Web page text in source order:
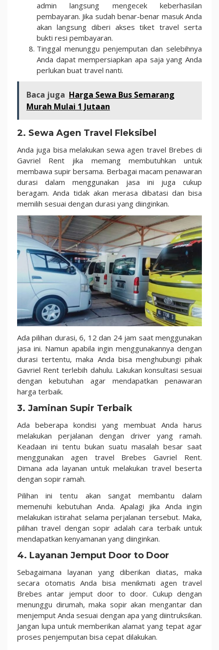
admin langsung mengecek keberhasilan
pembayaran. Jika sudah benar-benar masuk Anda
akan langsung diberi akses tiket travel serta
bukti resi pembayaran.
Tinggal menunggu penjemputan dan selebihnya
Anda dapat mempersiapkan apa saja yang Anda
perlukan buat travel nanti.
Baca juga Harga Sewa Bus Semarang
Murah Mulai 1 Jutaan
2. Sewa Agen Travel Fleksibel
Anda juga bisa melakukan sewa agen travel Brebes di
Gavriel Rent jika memang membutuhkan untuk
membawa supir bersama. Berbagai macam penawaran
durasi dalam menggunakan jasa ini juga cukup
beragam. Anda tidak akan merasa dibatasi dan bisa
memilih sesuai dengan durasi yang diinginkan.
Ada pilihan durasi, 6, 12 dan 24 jam saat menggunakan
jasa ini. Namun apabila ingin menggunakannya dengan
durasi tertentu, maka Anda bisa menghubungi pihak
Gavriel Rent terlebih dahulu. Lakukan konsultasi sesuai
dengan kebutuhan agar mendapatkan penawaran
harga terbaik.
3. Jaminan Supir Terbaik
Ada beberapa kondisi yang membuat Anda harus
melakukan perjalanan dengan driver yang ramah.
Keadaan ini tentu bukan suatu masalah besar saat
menggunakan agen travel Brebes Gavriel Rent.
Dimana ada layanan untuk melakukan travel beserta
dengan sopir ramah.
Pilihan ini tentu akan sangat membantu dalam
memenuhi kebutuhan Anda. Apalagi jika Anda ingin
melakukan istirahat selama perjalanan tersebut. Maka,
pilihan travel dengan sopir adalah cara terbaik untuk
mendapatkan kenyamanan yang diinginkan.
4. Layanan Jemput Door to Door
Sebagaimana layanan yang diberikan diatas, maka
secara otomatis Anda bisa menikmati agen travel
Brebes antar jemput door to door. Cukup dengan
menunggu dirumah, maka sopir akan mengantar dan
menjemput Anda sesuai dengan apa yang diintruksikan.
Jangan lupa untuk memberikan alamat yang tepat agar
proses penjemputan bisa cepat dilakukan.